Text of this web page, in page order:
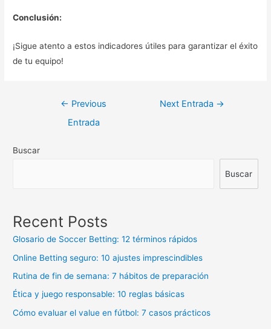
Conclusión:
¡Sigue atento a estos indicadores útiles para garantizar el éxito
de tu equipo!
Navegación
← Previous
Entrada
Next Entrada →
Buscar
Buscar
Recent Posts
Glosario de Soccer Betting: 12 términos rápidos
Online Betting seguro: 10 ajustes imprescindibles
Rutina de fin de semana: 7 hábitos de preparación
Ética y juego responsable: 10 reglas básicas
Cómo evaluar el value en fútbol: 7 casos prácticos